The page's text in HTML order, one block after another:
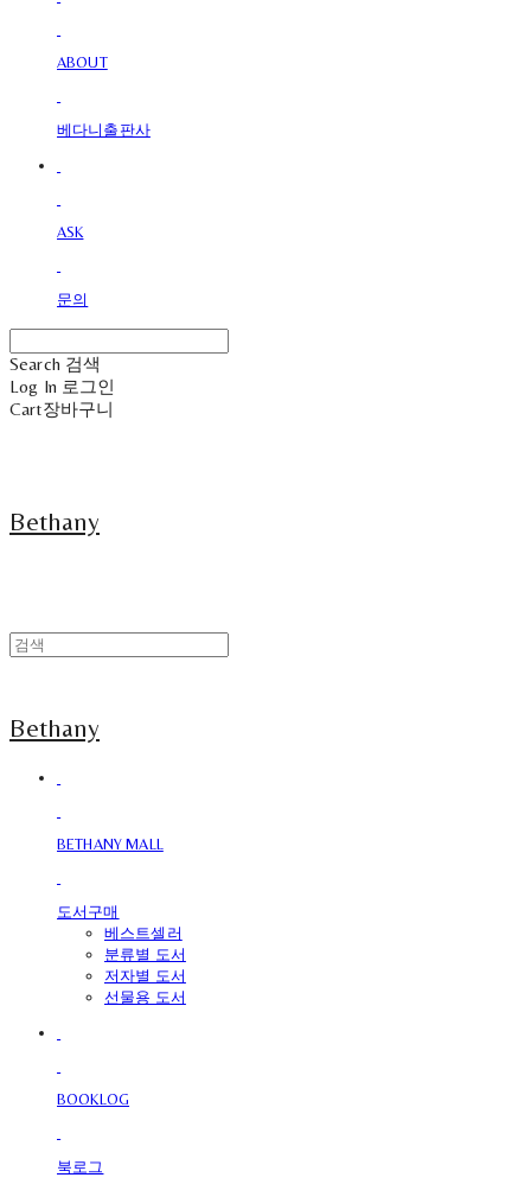
ABOUT
베다니출판사
ASK
문의
Search 검색
Log In 로그인
Cart장바구니
Bethany
Bethany
BETHANY MALL
도서구매
베스트셀러
분류별 도서
저자별 도서
선물용 도서
BOOKLOG
북로그